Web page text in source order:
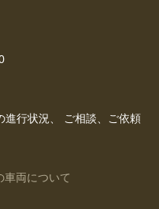
行状況、
ご相談、ご依頼
車両について